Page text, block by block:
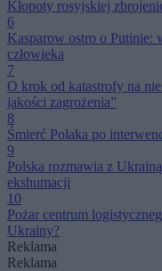
Kłopoty rosyjskiej
6
Kasparow ostro o Putinie:
człowieka
7
O krok od katastrofy na
jakości zagrożenia”
8
Śmierć Polaka po
9
Polska rozmawia z
ekshumacji
10
Pożar centrum
Ukrainy?
Reklama
Reklama